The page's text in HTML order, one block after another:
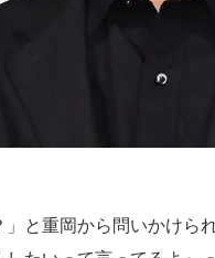
」と重岡から問いかけ